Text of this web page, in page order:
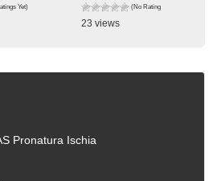
Yet) (No Ratings Yet)
23 views
Pronatura Ischia